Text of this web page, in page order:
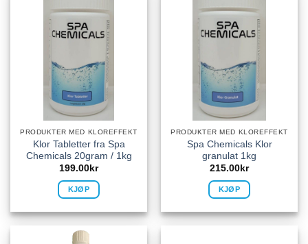
PRODUKTER MED KLOREFFEKT
Klor Tabletter fra Spa
Chemicals 20gram / 1kg
199.00 kr
KJØP
PRODUKTER MED KLOREFFEKT
Spa Chemicals Klor
granulat 1kg
215.00 kr
KJØP